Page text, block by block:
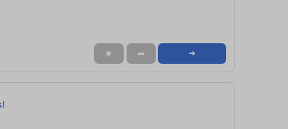
★ ➦ ➜